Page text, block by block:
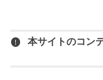
本サイトのコン